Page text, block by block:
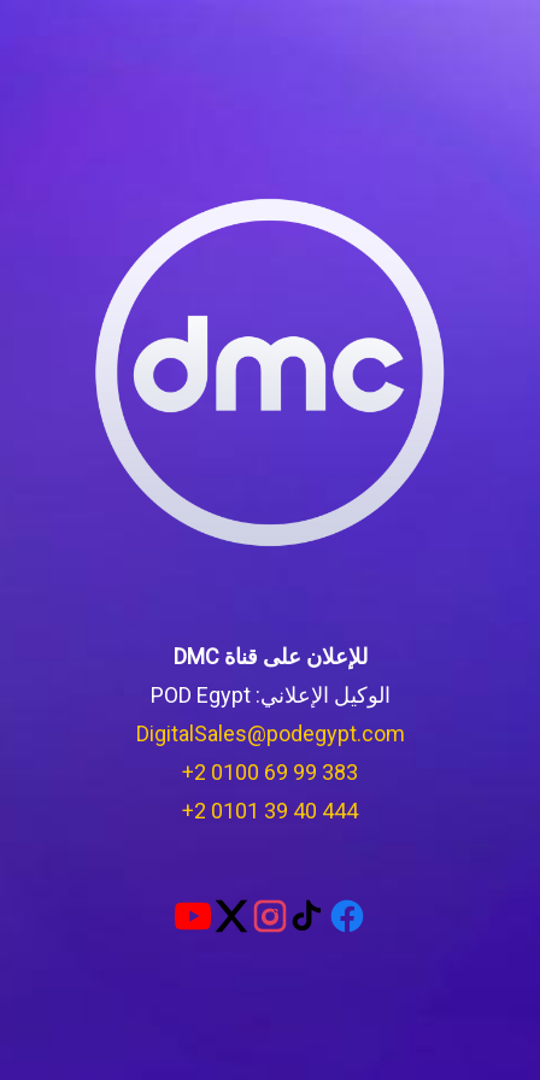
للإعلان على قناة DMC
الوكيل الإعلاني: POD Egypt
DigitalSales@podegypt.com
‪+2 0100 69 99 383‬
‪+2 0101 39 40 444‬